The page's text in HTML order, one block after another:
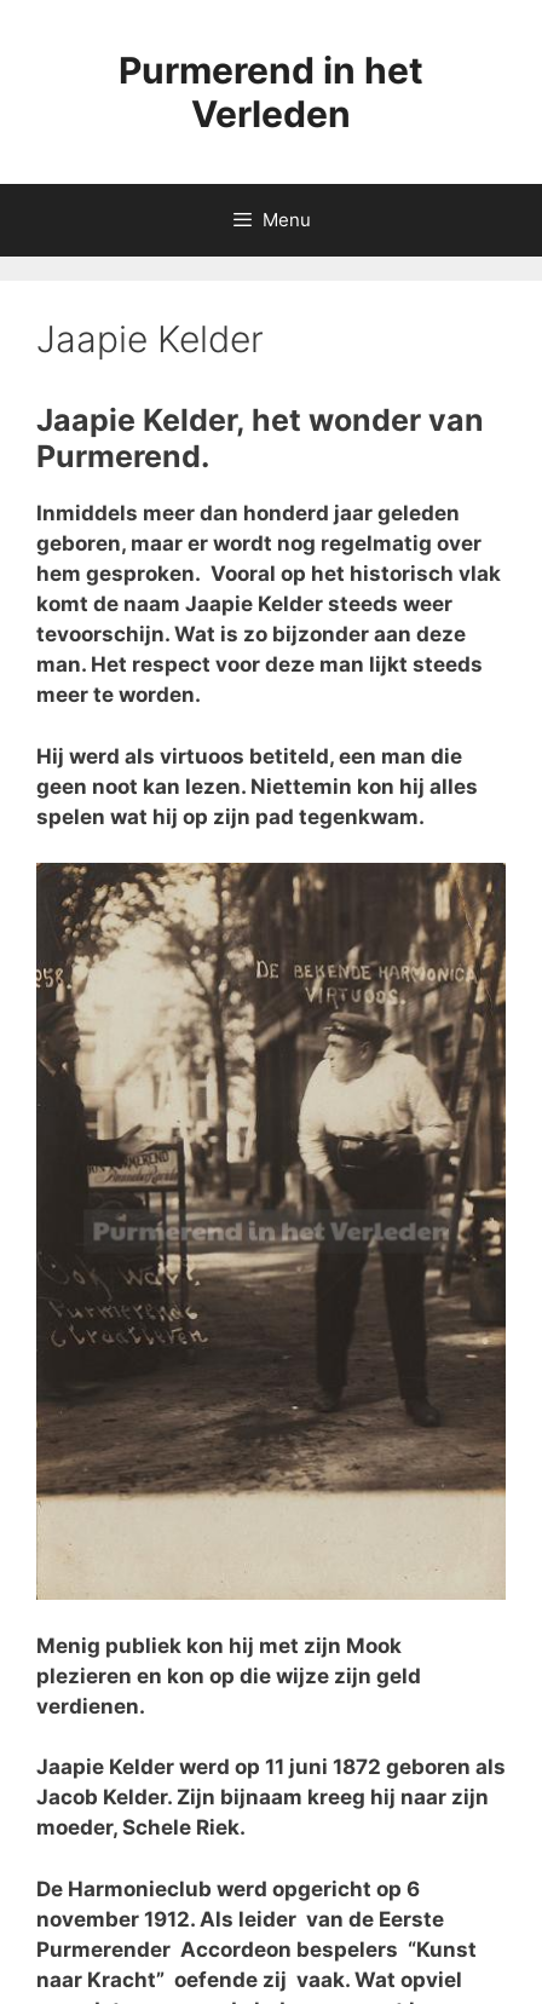
Purmerend in het
Verleden
Menu
Jaapie Kelder
Jaapie Kelder, het wonder van
Purmerend.
Inmiddels meer dan honderd jaar geleden
geboren, maar er wordt nog regelmatig over
hem gesproken. Vooral op het historisch vlak
komt de naam Jaapie Kelder steeds weer
tevoorschijn. Wat is zo bijzonder aan deze
man. Het respect voor deze man lijkt steeds
meer te worden.
Hij werd als virtuoos betiteld, een man die
geen noot kan lezen. Niettemin kon hij alles
spelen wat hij op zijn pad tegenkwam.
Menig publiek kon hij met zijn Mook
plezieren en kon op die wijze zijn geld
verdienen.
Jaapie Kelder werd op 11 juni 1872 geboren als
Jacob Kelder. Zijn bijnaam kreeg hij naar zijn
moeder, Schele Riek.
De Harmonieclub werd opgericht op 6
november 1912. Als leider van de Eerste
Purmerender Accordeon bespelers “Kunst
naar Kracht” oefende zij vaak. Wat opviel